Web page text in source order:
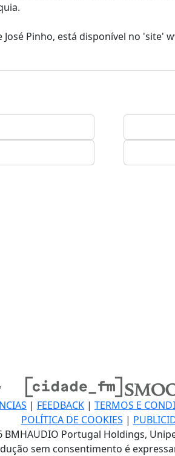
Pinho, está disponível no 'site'
| FEEDBACK | TERMOS E
POLÍTICA DE COOKIES |
BMHAUDIO Portugal Holdings,
sem consentimento é